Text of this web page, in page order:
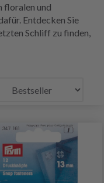
floralen und
Entdecken Sie
Schliff zu finden,